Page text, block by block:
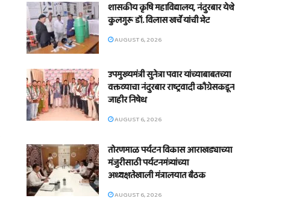
शासकीय कृषि महाविद्यालय, नंदुरबार येथे
कुलगुरू डॉ. विलास खर्चे यांची भेट
AUGUST 6, 2026
उपमुख्यमंत्री सुनेत्रा पवार यांच्याबाबतच्या
वक्तव्याचा नंदुरबार राष्ट्रवादी काँग्रेसकडून
जाहीर निषेध
AUGUST 6, 2026
तोरणमाळ पर्यटन विकास आराखड्याच्या
मंजुरीसाठी पर्यटनमंत्र्यांच्या
अध्यक्षतेखाली मंत्रालयात बैठक
AUGUST 6, 2026